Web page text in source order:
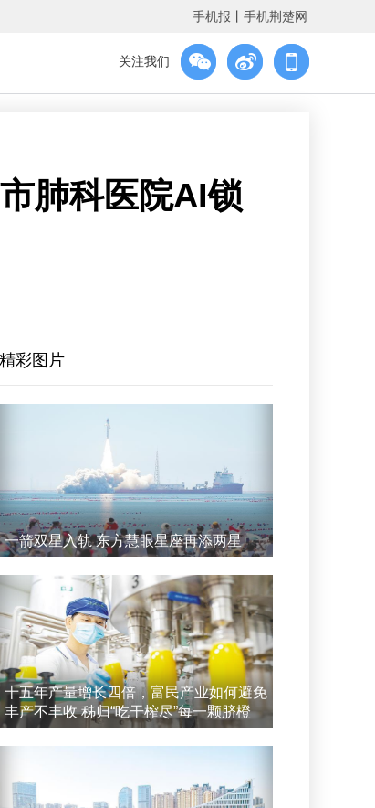
手机报 手机荆楚网
关注我们
肺科医院AI锁
精彩图片
一箭双星入轨 东方慧眼星座再添两星
十五年产量增长四倍，富民产业如何避免
丰产不丰收 秭归“吃干榨尽”每一颗脐橙